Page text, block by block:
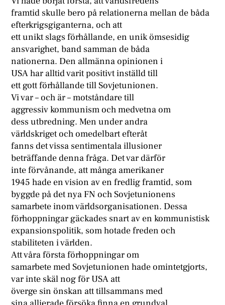
framtid skulle bero på relationerna mellan de båda
efterkrigsgiganterna, och att
ett unikt slags förhållande, en unik ömsesidig
ansvarighet, band samman de båda
nationerna. Den allmänna opinionen i
USA har alltid varit positivt inställd till
ett gott förhållande till Sovjetunionen.
Vi var – och är – motståndare till
aggressiv kommunism och medvetna om
dess utbredning. Men under andra
världskriget och omedelbart efteråt
fanns det vissa sentimentala illusioner
beträffande denna fråga. Det var därför
inte förvånande, att många amerikaner
1945 hade en vision av en fredlig framtid, som
byggde på det nya FN och Sovjetunionens
samarbete inom världsorganisationen. Dessa
förhoppningar gäckades snart av en kommunistisk
expansionspolitik, som hotade freden och
stabiliteten i världen.
Att våra första förhoppningar om
samarbete med Sovjetunionen hade omintetgjorts,
var inte skäl nog för USA att
överge sin önskan att tillsammans med